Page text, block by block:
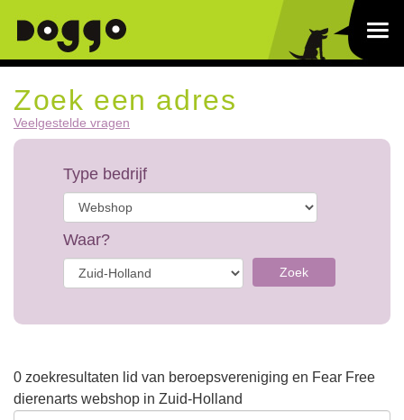
Zoek een adres
Veelgestelde vragen
Type bedrijf
Waar?
Zoek
0 zoekresultaten lid van beroepsvereniging en Fear Free
dierenarts webshop in Zuid-Holland